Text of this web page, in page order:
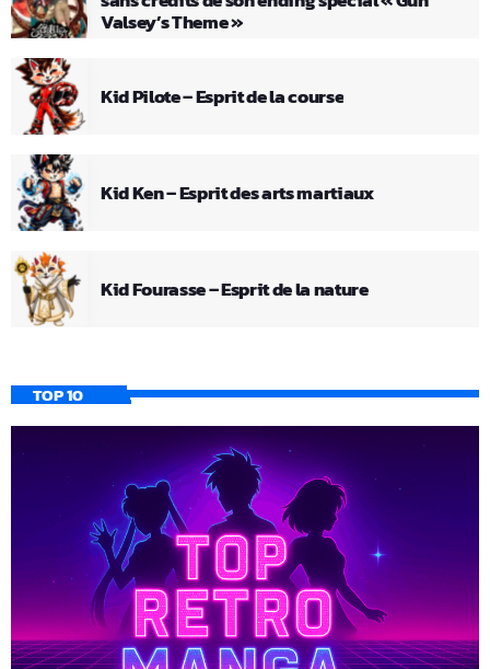
Valsey’s Theme »
Kid Pilote – Esprit de la course
Kid Ken – Esprit des arts martiaux
Kid Fourasse – Esprit de la nature
TOP 10